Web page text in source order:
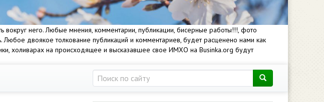
него. Любые мнения, комментарии, публикации, бисерные работы!!!, фото
Любое двоякое толкование публикаций и комментариев, будет расценено нами как
холиварах на происходящее и высказавшее свое ИМХО на Businka.org будут